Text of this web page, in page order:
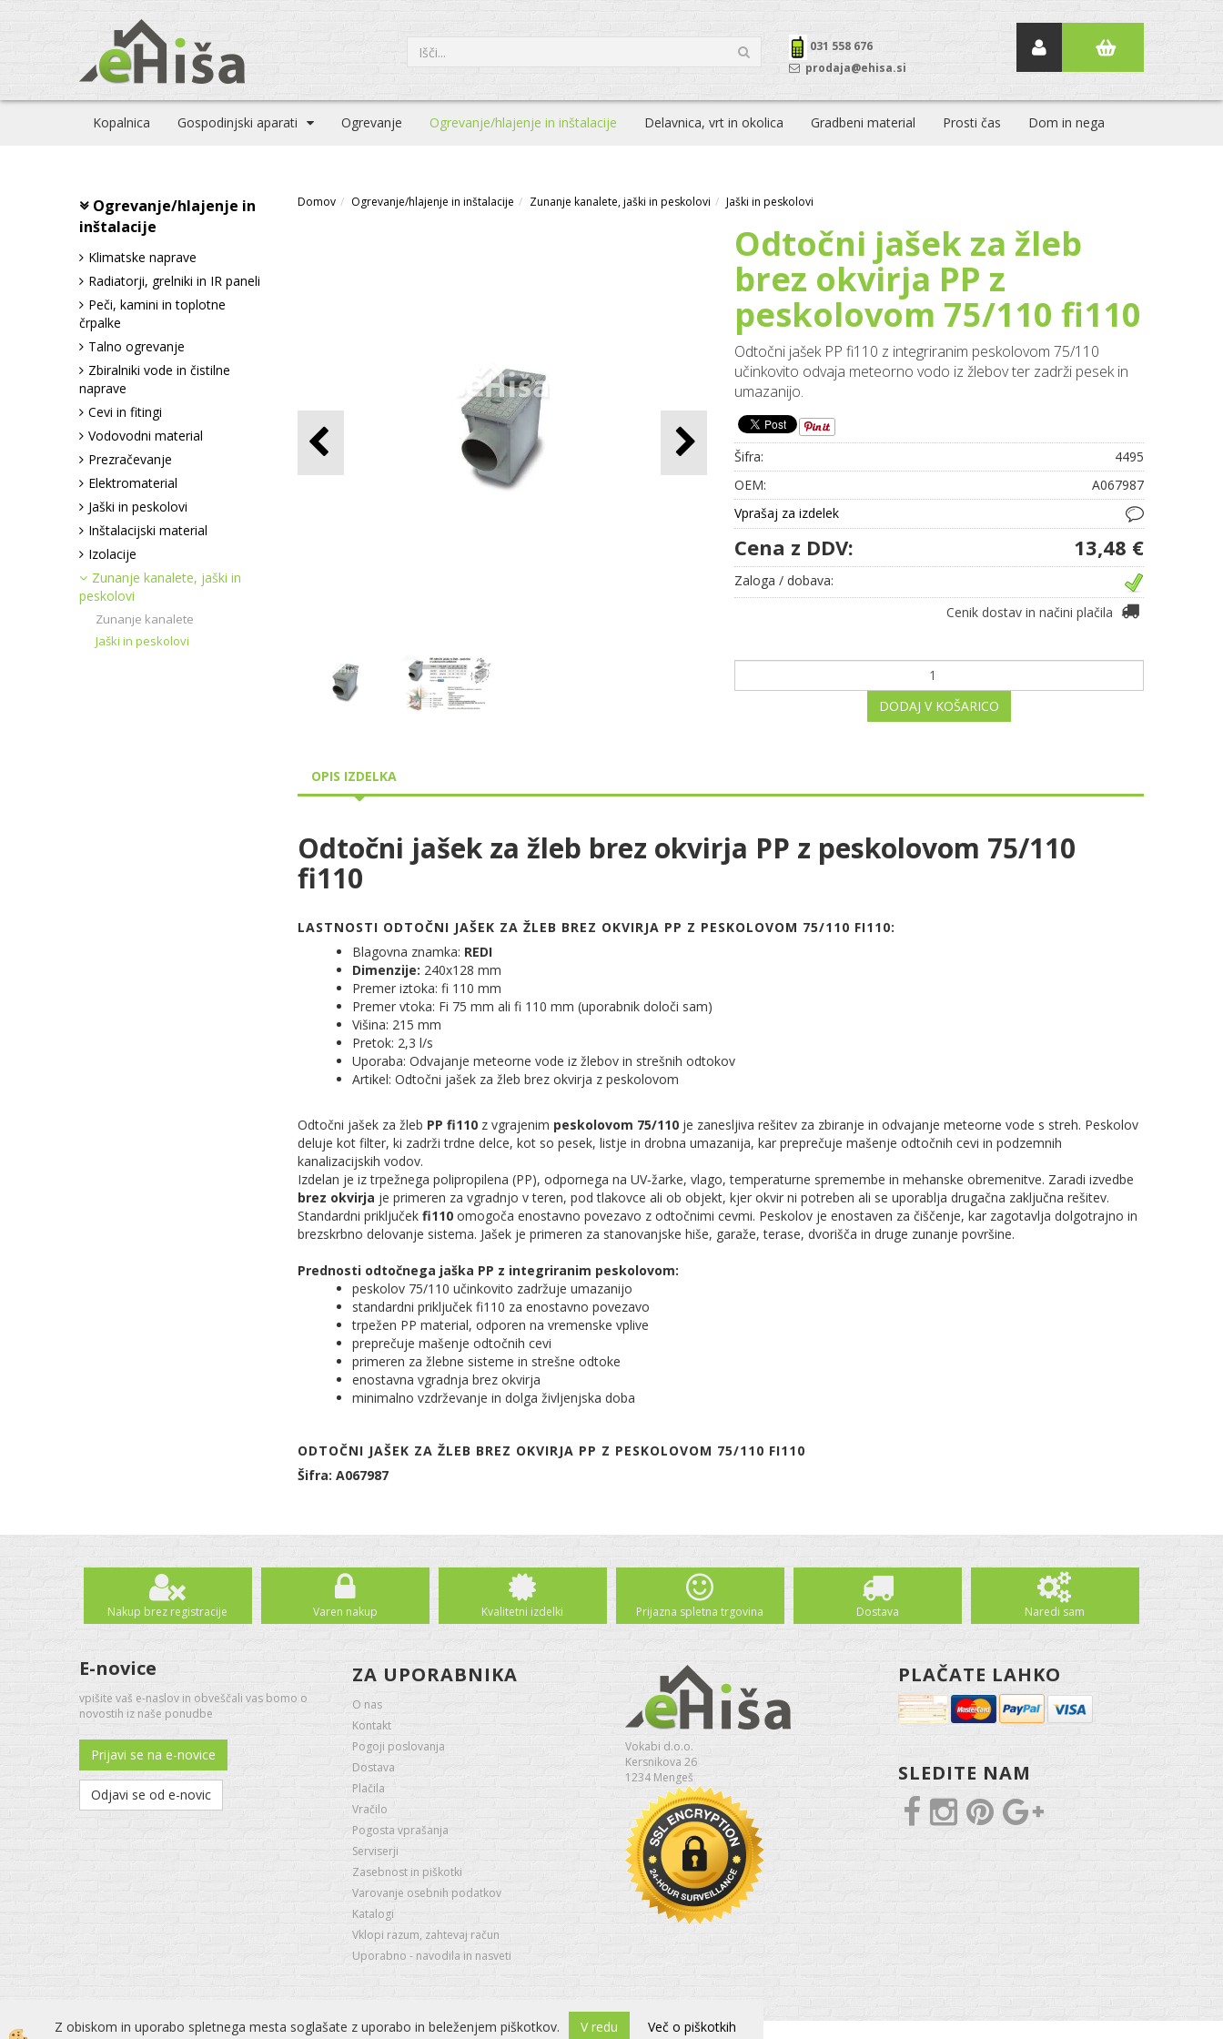
031 558 676
prodaja@ehisa.si
Kopalnica Gospodinjski aparati Ogrevanje Ogrevanje/hlajenje in inštalacije Delavnica, vrt in okolica Gradbeni material Prosti čas Dom in nega
Ogrevanje/hlajenje in
inštalacije
Klimatske naprave
Radiatorji, grelniki in IR paneli
Peči, kamini in toplotne
črpalke
Talno ogrevanje
Zbiralniki vode in čistilne
naprave
Cevi in fitingi
Vodovodni material
Prezračevanje
Elektromaterial
Jaški in peskolovi
Inštalacijski material
Izolacije
Zunanje kanalete, jaški in
peskolovi
Zunanje kanalete
Jaški in peskolovi
Domov Ogrevanje/hlajenje in inštalacije Zunanje kanalete, jaški in peskolovi Jaški in peskolovi
Odtočni jašek za žleb
brez okvirja PP z
peskolovom 75/110 fi110
Odtočni jašek PP fi110 z integriranim peskolovom 75/110
učinkovito odvaja meteorno vodo iz žlebov ter zadrži pesek in
umazanijo.
Šifra:
4495
OEM:
A067987
Vprašaj za izdelek
Cena z DDV: 13,48 €
Zaloga / dobava:
Cenik dostav in načini plačila
DODAJ V KOŠARICO
OPIS IZDELKA
Odtočni jašek za žleb brez okvirja PP z peskolovom 75/110
fi110
LASTNOSTI ODTOČNI JAŠEK ZA ŽLEB BREZ OKVIRJA PP Z PESKOLOVOM 75/110 FI110:
Blagovna znamka: REDI
Dimenzije: 240x128 mm
Premer iztoka: fi 110 mm
Premer vtoka: Fi 75 mm ali fi 110 mm (uporabnik določi sam)
Višina: 215 mm
Pretok: 2,3 l/s
Uporaba: Odvajanje meteorne vode iz žlebov in strešnih odtokov
Artikel: Odtočni jašek za žleb brez okvirja z peskolovom
Odtočni jašek za žleb PP fi110 z vgrajenim peskolovom 75/110 je zanesljiva rešitev za zbiranje in odvajanje meteorne vode s streh. Peskolov
deluje kot filter, ki zadrži trdne delce, kot so pesek, listje in drobna umazanija, kar preprečuje mašenje odtočnih cevi in podzemnih
kanalizacijskih vodov.
Izdelan je iz trpežnega polipropilena (PP), odpornega na UV‑žarke, vlago, temperaturne spremembe in mehanske obremenitve. Zaradi izvedbe
brez okvirja je primeren za vgradnjo v teren, pod tlakovce ali ob objekt, kjer okvir ni potreben ali se uporablja drugačna zaključna rešitev.
Standardni priključek fi110 omogoča enostavno povezavo z odtočnimi cevmi. Peskolov je enostaven za čiščenje, kar zagotavlja dolgotrajno in
brezskrbno delovanje sistema. Jašek je primeren za stanovanjske hiše, garaže, terase, dvorišča in druge zunanje površine.
Prednosti odtočnega jaška PP z integriranim peskolovom:
peskolov 75/110 učinkovito zadržuje umazanijo
standardni priključek fi110 za enostavno povezavo
trpežen PP material, odporen na vremenske vplive
preprečuje mašenje odtočnih cevi
primeren za žlebne sisteme in strešne odtoke
enostavna vgradnja brez okvirja
minimalno vzdrževanje in dolga življenjska doba
ODTOČNI JAŠEK ZA ŽLEB BREZ OKVIRJA PP Z PESKOLOVOM 75/110 FI110
Šifra: A067987
Nakup brez registracije Varen nakup Kvalitetni izdelki Prijazna spletna trgovina Dostava Naredi sam
E-novice
vpišite vaš e-naslov in obveščali vas bomo o
novostih iz naše ponudbe
Prijavi se na e-novice
Odjavi se od e-novic
ZA UPORABNIKA
O nas
Kontakt
Pogoji poslovanja
Dostava
Plačila
Vračilo
Pogosta vprašanja
Serviserji
Zasebnost in piškotki
Varovanje osebnih podatkov
Katalogi
Vklopi razum, zahtevaj račun
Uporabno - navodila in nasveti
Vokabi d.o.o.
Kersnikova 26
1234 Mengeš
PLAČATE LAHKO
SLEDITE NAM
Z obiskom in uporabo spletnega mesta soglašate z uporabo in beleženjem piškotkov. V redu Več o piškotkih